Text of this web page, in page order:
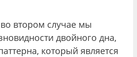
втором случае мы
двойного дна,
который является